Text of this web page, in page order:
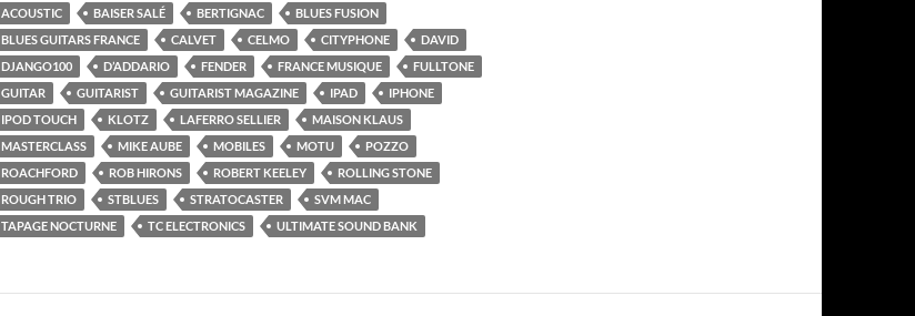
ACOUSTIC BAISER SALÉ BERTIGNAC
BLUES FUSION
BLUES GUITARS FRANCE
CALVET CELMO CITYPHONE
DAVID
DJANGO100
D’ADDARIO FENDER FRANCE MUSIQUE
FULLTONE
GUITAR
GUITARIST GUITARIST MAGAZINE IPAD
IPHONE
IPOD TOUCH
KLOTZ LAFERRO SELLIER
MAISON KLAUS
MASTERCLASS
MIKE AUBE MOBILES MOTU
POZZO
ROACHFORD
ROB HIRONS ROBERT KEELEY
ROLLING STONE
ROUGH TRIO
STBLUES STRATOCASTER
SVM MAC
TAPAGE NOCTURNE
TC ELECTRONICS ULTIMATE SOUND BANK